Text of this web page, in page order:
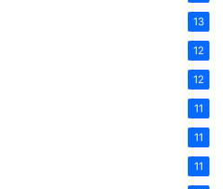
13
12
12
11
11
11